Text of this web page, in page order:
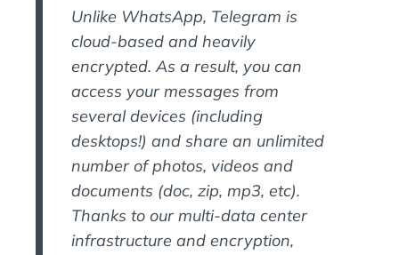
Unlike WhatsApp, Telegram is
cloud-based and heavily
encrypted. As a result, you can
access your messages from
several devices (including
desktops!) and share an unlimited
number of photos, videos and
documents (doc, zip, mp3, etc).
Thanks to our multi-data center
infrastructure and encryption,